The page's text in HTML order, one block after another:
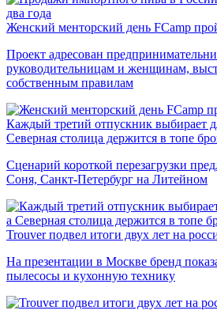
Женский менторский день FCamp
Проект адресован
руководительницам и женщинам,
собственным правилам
Каждый третий отпускник выбирает
Северная столица держится в топе
Сценарий короткой перезагрузки
Соня, Санкт-Петербург на Литейном
Trouver подвел итоги двух лет на
На презентации в Москве бренд
пылесосы и кухонную технику